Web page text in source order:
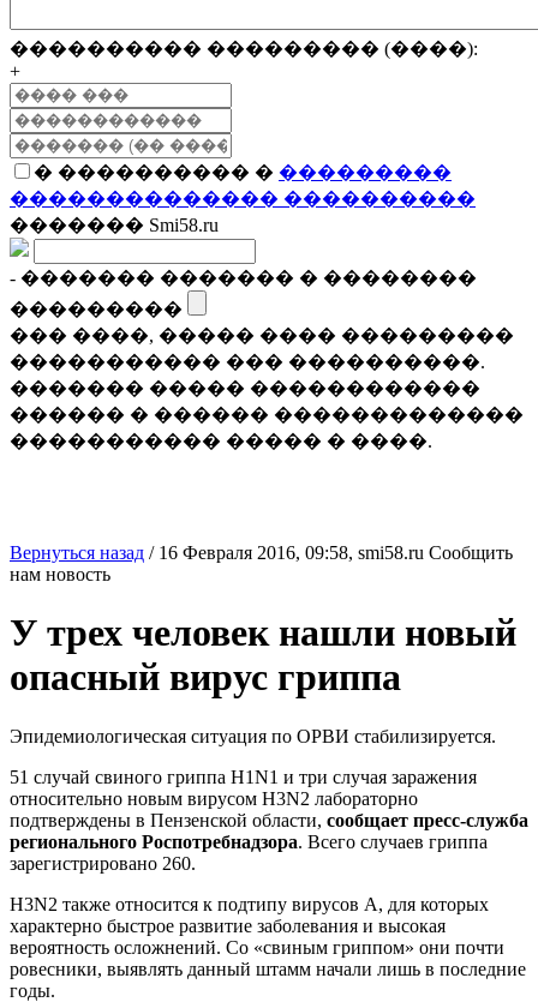
���������� ��������� (����):
+
� ���������� � ���������
�������������� ����������
������� Smi58.ru
- ������� ������� � ��������
���������
��� ����, ����� ���� ���������
����������� ��� ����������.
������� ����� ������������
������ � ������ �������������
����������� ����� � ����.
Вернуться назад / 16 Февраля 2016, 09:58, smi58.ru Сообщить
нам новость
У трех человек нашли новый
опасный вирус гриппа
Эпидемиологическая ситуация по ОРВИ стабилизируется.
51 случай свиного гриппа H1N1 и три случая заражения
относительно новым вирусом H3N2 лабораторно
подтверждены в Пензенской области, сообщает пресс-служба
регионального Роспотребнадзора. Всего случаев гриппа
зарегистрировано 260.
H3N2 также относится к подтипу вирусов А, для которых
характерно быстрое развитие заболевания и высокая
вероятность осложнений. Со «свиным гриппом» они почти
ровесники, выявлять данный штамм начали лишь в последние
годы.